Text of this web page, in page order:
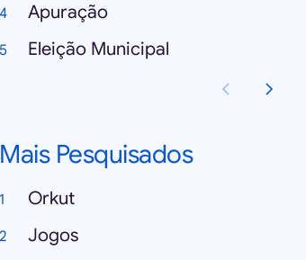
Apuração
Eleição Municipal
Mais Pesquisados
Orkut
Jogos